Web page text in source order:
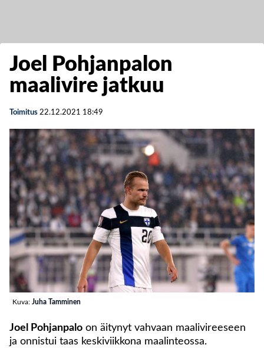
Joel Pohjanpalon
maalivire jatkuu
Toimitus 22.12.2021 18:49
Kuva: Juha Tamminen
Joel Pohjanpalo on äitynyt vahvaan maalivireeseen
ja onnistui taas keskiviikkona maalinteossa.